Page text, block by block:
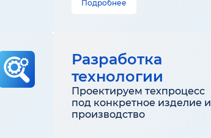
Подробнее
Разработка
технологии
Проектируем техпроцесс
под конкретное изделие и
производство